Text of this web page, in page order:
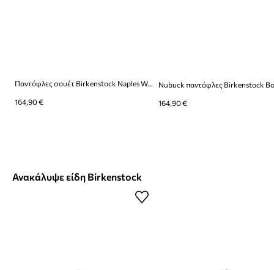
Παντόφλες σουέτ Birkenstock Naples Wrapped LEVE
164,90 € 164,90 €
Ανακάλυψε είδη Birkenstock